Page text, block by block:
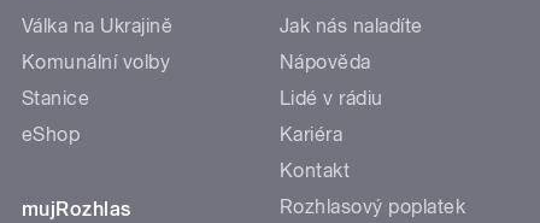
Válka na Ukrajině
Komunální volby
Stanice
eShop
mujRozhlas
Jak nás naladíte
Nápověda
Lidé v rádiu
Kariéra
Kontakt
Rozhlasový poplatek